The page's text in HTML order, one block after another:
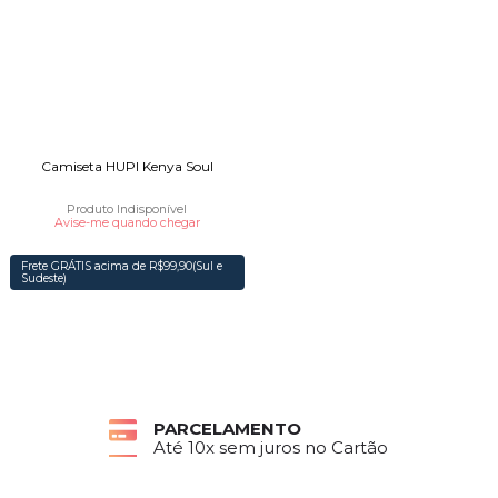
Camiseta HUPI Kenya Soul
Produto Indisponível
Avise-me quando chegar
Frete GRÁTIS acima de R$99,90(Sul e
Sudeste)
PARCELAMENTO
Até 10x sem juros no Cartão